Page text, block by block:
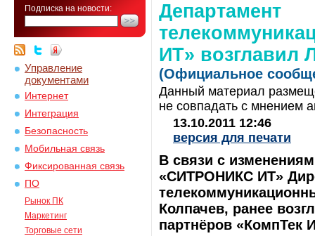
Подписка на новости:
Управление
документами
Интернет
Интеграция
Безопасность
Мобильная связь
Фиксированная связь
ПО
Рынок ПК
Маркетинг
Торговые сети
Департамент
ИТ» возглавил
(Официальное
Данный материал
не совпадать с мнением
13.10.2011 12:46
версия для печати
В связи с
«СИТРОНИКС ИТ»
Колпачев, ранее
партнёров «КомпТек